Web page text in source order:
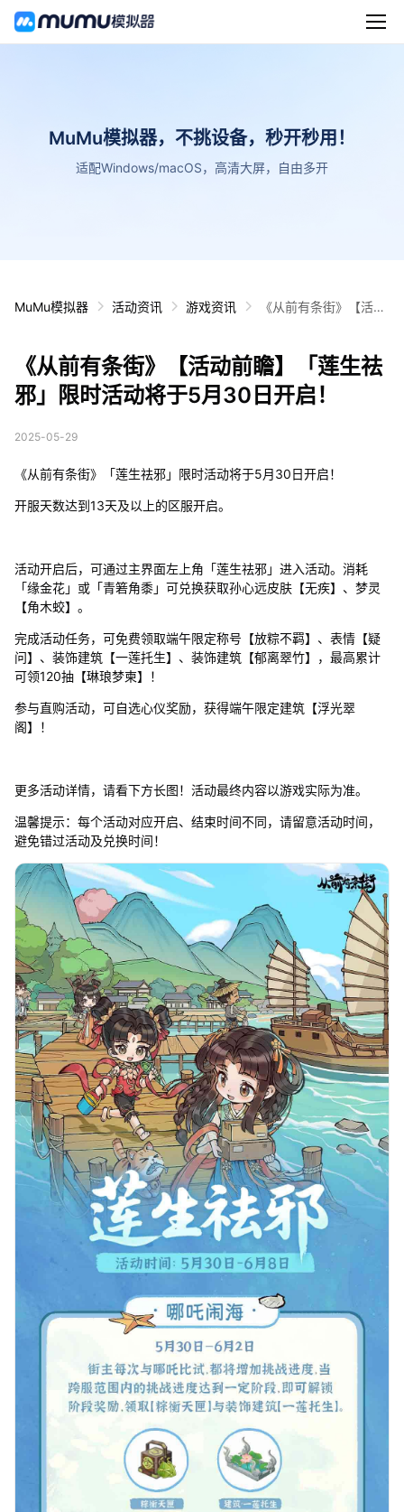
MuMu模拟器，不挑设备，秒开秒用！
适配Windows/macOS，高清大屏，自由多开
MuMu模拟器 活动资讯 游戏资讯
《从前有条街》【活动
启！
《从前有条街》【活动前瞻】「莲生祛
邪」限时活动将于5月30日开启！
2025-05-29
《从前有条街》「莲生祛邪」限时活动将于5月30日开启！
开服天数达到13天及以上的区服开启。
活动开启后，可通过主界面左上角「莲生祛邪」进入活动。消耗
「缘金花」或「青箬角黍」可兑换获取孙心远皮肤【无疾】、梦灵
【角木蛟】。
完成活动任务，可免费领取端午限定称号【放粽不羁】、表情【疑
问】、装饰建筑【一莲托生】、装饰建筑【郁离翠竹】，最高累计
可领120抽【琳琅梦柬】！
参与直购活动，可自选心仪奖励，获得端午限定建筑【浮光翠
阁】！
更多活动详情，请看下方长图！活动最终内容以游戏实际为准。
温馨提示：每个活动对应开启、结束时间不同，请留意活动时间，
避免错过活动及兑换时间！